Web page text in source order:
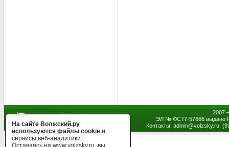
2007
ЭЛ № ФС77-57666 выдано
Контакты: admin@volzsky.ru,
На сайте Волжский.ру
используются файлы cookie и
сервисы веб-аналитики
Оставаясь на www.volzsky.ru, вы